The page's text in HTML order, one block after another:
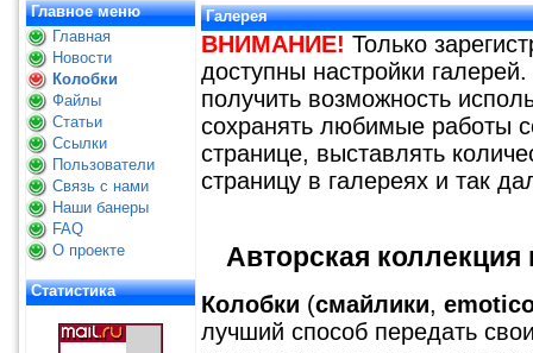
Главное меню
Главная
Новости
Колобки
Файлы
Статьи
Ссылки
Пользователи
Связь с нами
Наши банеры
FAQ
О проекте
Статистика
Галерея
ВНИМАНИЕ! Только
доступны настройки
получить возможность
сохранять любимые работы
странице, выставлять
страницу в галереях и так
Авторская
Колобки (смайлики,
лучший способ передать